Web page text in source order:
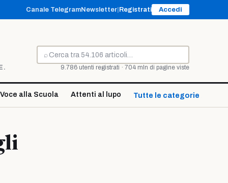
Canale TelegramNewsletter Registrati Accedi
⌕
Cerca
9.786 utenti registrati · 704 mln di pagine viste
Voce alla Scuola Attenti al lupo Tutte le categorie ↓